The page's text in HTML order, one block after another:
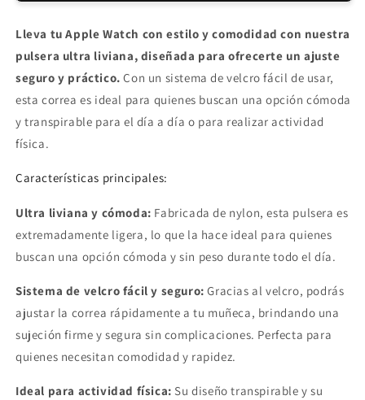
Nylon
Gris
38-
40-
41mm
Nylon
Gris
38-
40-
Lleva tu Apple Watch con estilo y comodidad con nuestra
pulsera ultra liviana, diseñada para ofrecerte un ajuste
seguro y práctico. Con un sistema de velcro fácil de usar,
esta correa es ideal para quienes buscan una opción cómoda
y transpirable para el día a día o para realizar actividad
física.
Características principales:
Ultra liviana y cómoda: Fabricada de nylon, esta pulsera es
extremadamente ligera, lo que la hace ideal para quienes
buscan una opción cómoda y sin peso durante todo el día.
Sistema de velcro fácil y seguro: Gracias al velcro, podrás
ajustar la correa rápidamente a tu muñeca, brindando una
sujeción firme y segura sin complicaciones. Perfecta para
quienes necesitan comodidad y rapidez.
Ideal para actividad física: Su diseño transpirable y su